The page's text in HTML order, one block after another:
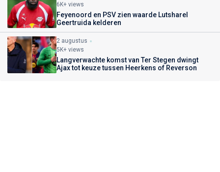
6K+ views
Feyenoord en PSV zien waarde Lutsharel
Geertruida kelderen
2 augustus
5K+ views
Langverwachte komst van Ter Stegen dwingt
Ajax tot keuze tussen Heerkens of Reverson